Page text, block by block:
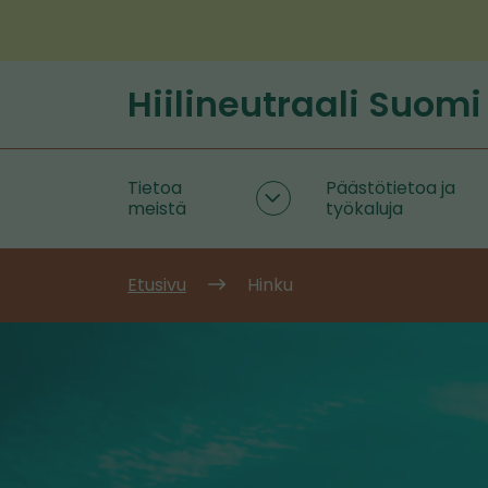
Etusivu
Hiilineutraali Suomi
Tietoa
meistä
Tietoa
alasivut
Päästötietoa ja
työkaluja
Etusivu Hinku